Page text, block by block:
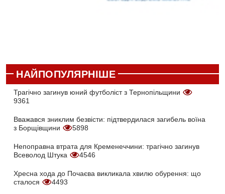
НАЙПОПУЛЯРНІШЕ
Трагічно загинув юний футболіст з Тернопільщини
9361
Вважався зниклим безвісти: підтвердилася загибель воїна
з Борщівщини
5898
Непоправна втрата для Кременеччини: трагічно загинув
Всеволод Штука
4546
Хресна хода до Почаєва викликала хвилю обурення: що
сталося
4493